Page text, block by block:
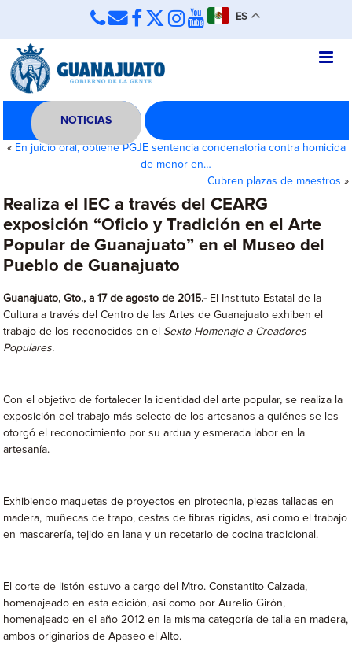
ES
NOTICIAS
« En juicio oral, obtiene PGJE sentencia condenatoria contra homicida
de menor en…
Cubren plazas de maestros »
Realiza el IEC a través del CEARG
exposición “Oficio y Tradición en el Arte
Popular de Guanajuato” en el Museo del
Pueblo de Guanajuato
Guanajuato, Gto., a 17 de agosto de 2015.-El Instituto Estatal de la
Cultura a través del Centro de las Artes de Guanajuato exhiben el
trabajo de los reconocidos en el Sexto Homenaje a Creadores
Populares.
Con el objetivo de fortalecer la identidad del arte popular, se realiza la
exposición del trabajo más selecto de los artesanos a quiénes se les
otorgó el reconocimiento por su ardua y esmerada labor en la
artesanía.
Exhibiendo maquetas de proyectos en pirotecnia, piezas talladas en
madera, muñecas de trapo, cestas de fibras rígidas, así como el trabajo
en mascarería, tejido en lana y un recetario de cocina tradicional.
El corte de listón estuvo a cargo del Mtro. Constantito Calzada,
homenajeado en esta edición, así como por Aurelio Girón,
homenajeado en el año 2012 en la misma categoría de talla en madera,
ambos originarios de Apaseo el Alto.